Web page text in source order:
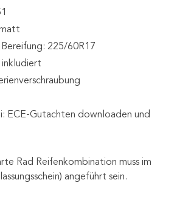
225/60R17
ECE-Gutachten downloaden und
Rad Reifenkombination muss im
angeführt sein.